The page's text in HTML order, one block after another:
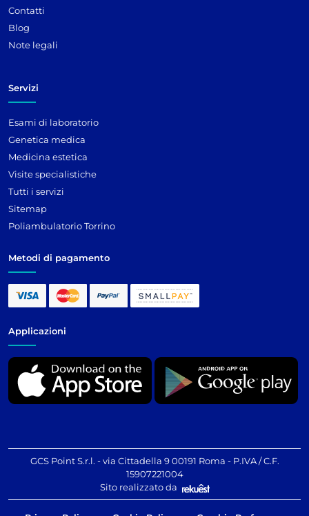
Contatti
Blog
Note legali
Servizi
Esami di laboratorio
Genetica medica
Medicina estetica
Visite specialistiche
Tutti i servizi
Sitemap
Poliambulatorio Torrino
Metodi di pagamento
Applicazioni
GCS Point S.r.l. - via Cittadella 9 00191 Roma - P.IVA / C.F.
15907221004
Sito realizzato da